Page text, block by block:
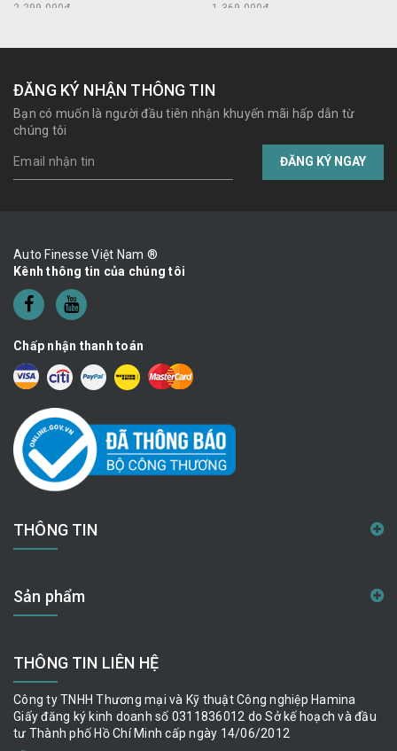
2.299.000₫ 1.369.000₫
ĐĂNG KÝ NHẬN THÔNG TIN
Bạn có muốn là người đầu tiên nhận khuyến mãi hấp dẫn từ
chúng tôi
ĐĂNG KÝ NGAY
Auto Finesse Việt Nam ®
Kênh thông tin của chúng tôi
Chấp nhận thanh toán
THÔNG TIN
Sản phẩm
THÔNG TIN LIÊN HỆ
Công ty TNHH Thương mại và Kỹ thuật Công nghiệp Hamina
Giấy đăng ký kinh doanh số 0311836012 do Sở kế hoạch và đầu
tư Thành phố Hồ Chí Minh cấp ngày 14/06/2012